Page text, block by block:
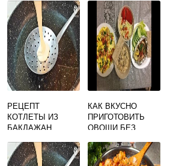
ДУХОВКЕ
ЧЕСНОКОМ
ТУШЕНЫЕ
РЕЦЕПТ
КОТЛЕТЫ ИЗ
БАКЛАЖАН
КАК ВКУСНО
ПРИГОТОВИТЬ
ОВОЩИ БЕЗ